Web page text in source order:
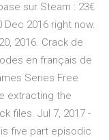
sur Steam : 23€
2016 right now.
2016. Crack de
en français de
Series Free
extracting the
files. Jul 7, 2017 -
five part episodic